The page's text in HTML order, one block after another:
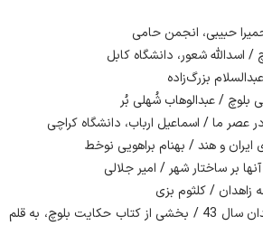
حبیبی، انجمن حامی
/ اسدالله شعور، دانشگاه کابل
بزرگ‌زاده
‌بلوچ / عبدالوهاب شُهلی بُر
عصر‌ ما / اسماعیل ارباب، دانشگاه کراچی
‌ایران ‌و‌ هند / بهنام براهویی نوخط
‌بر ‌ساختار ‌شهر / امیر جلالی
/ کلثوم بزی
|- ‌حکایت ‌راوی‌ بلوچ ‌از‌ زاهدان‌ سال 43 / بخشی از کتاب حکایت بلوچ، به قلم